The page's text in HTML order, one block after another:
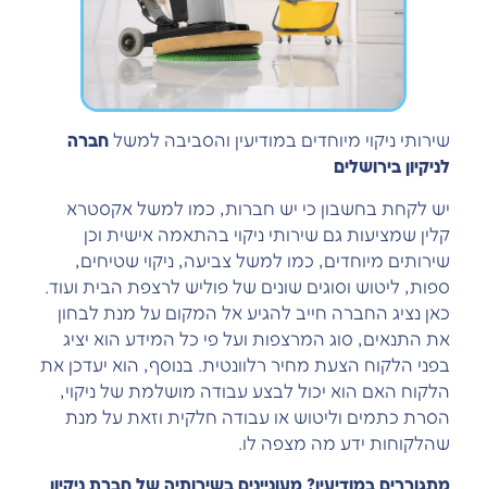
שירותי ניקוי מיוחדים במודיעין והסביבה למשל חברה
לניקיון בירושלים
יש לקחת בחשבון כי יש חברות, כמו למשל אקסטרא
קלין שמציעות גם שירותי ניקוי בהתאמה אישית וכן
שירותים מיוחדים, כמו למשל צביעה, ניקוי שטיחים,
ספות, ליטוש וסוגים שונים של פוליש לרצפת הבית ועוד.
כאן נציג החברה חייב להגיע אל המקום על מנת לבחון
את התנאים, סוג המרצפות ועל פי כל המידע הוא יציג
בפני הלקוח הצעת מחיר רלוונטית. בנוסף, הוא יעדכן את
הלקוח האם הוא יכול לבצע עבודה מושלמת של ניקוי,
הסרת כתמים וליטוש או עבודה חלקית וזאת על מנת
שהלקוחות ידע מה מצפה לו.